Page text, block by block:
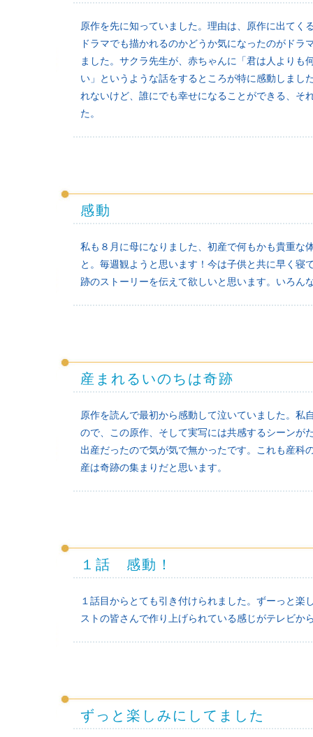
原作を先に知っていました。理由は、原作に出て
ドラマでも描かれるのかどうか気になったのがド
ました。サクラ先生が、赤ちゃんに「君は人より
い」というような話をするところが特に感動しまし
れないけど、誰にでも幸せになることができる、そ
た。
感動
私も８月に母になりました、初産で何もかも貴重な
と。毎週観ようと思います！今は子供と共に早く
跡のストーリーを伝えて欲しいと思います。いろん
産まれるいのちは奇跡
原作を読んで最初から感動して泣いていました。
ので、この原作、そして実写には共感するシーンが
出産だったので気が気で無かったです。これも産科
産は奇跡の集まりだと思います。
１話 感動！
１話目からとても引き付けられました。ずーっと
ストの皆さんで作り上げられている感じがテレビ
ずっと楽しみにしてました